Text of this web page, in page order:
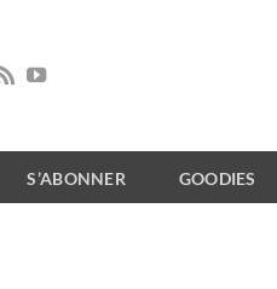
S’ABONNER GOODIES